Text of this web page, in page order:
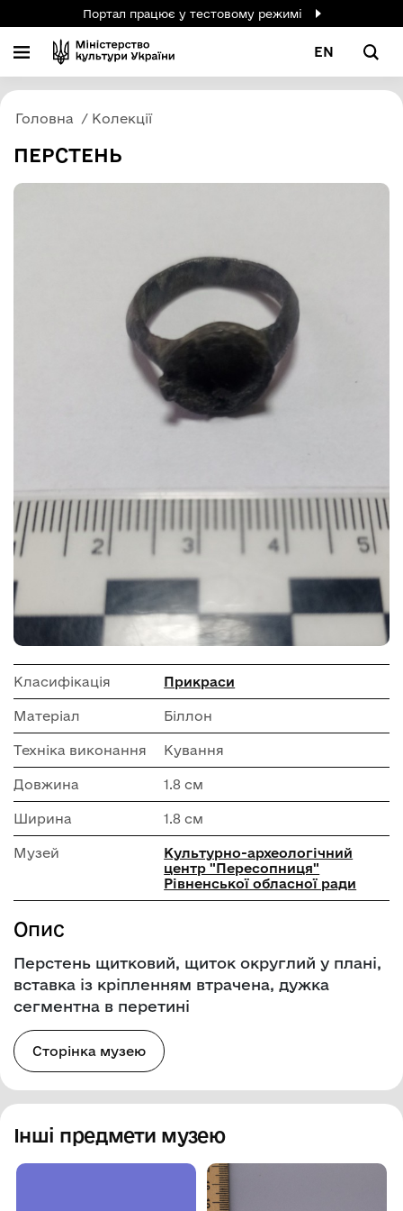
Портал працює у тестовому режимі
EN
Головна Колекції
ПЕРСТЕНЬ
Класифікація Прикраси
Матеріал Біллон
Техніка виконання Кування
Довжина 1.8 см
Ширина 1.8 см
Музей
Культурно-археологічний
центр "Пересопниця"
Рівненської обласної ради
Опис
Перстень щитковий, щиток округлий у плані,
вставка із кріпленням втрачена, дужка
сегментна в перетині
Сторінка музею
Інші предмети музею